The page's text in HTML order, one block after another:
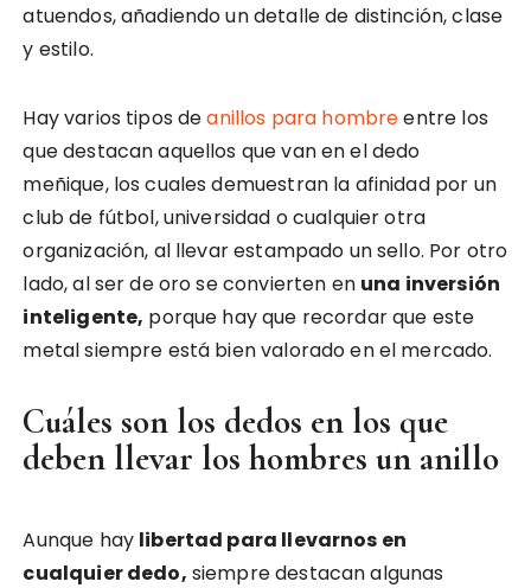
atuendos, añadiendo un detalle de distinción, clase
y estilo.
Hay varios tipos deanillos para hombreentre los
que destacan aquellos que van en el dedo
meñique, los cuales demuestran la afinidad por un
club de fútbol, universidad o cualquier otra
organización, al llevar estampado un sello. Por otro
lado, al ser de oro se convierten en una inversión
inteligente, porque hay que recordar que este
metal siempre está bien valorado en el mercado.
Cuáles son los dedos en los que
deben llevar los hombres un anillo
Aunque hay libertad para llevarnos en
cualquier dedo, siempre destacan algunas